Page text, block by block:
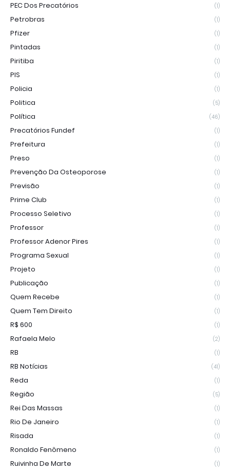
PEC Dos Precatórios (1)
Petrobras (1)
Pfizer (1)
Pintadas (1)
Piritiba (1)
PIS (1)
Policia (1)
Politica (5)
Política (46)
Precatórios Fundef (1)
Prefeitura (1)
Preso (1)
Prevenção Da Osteoporose (1)
Previsão (1)
Prime Club (1)
Processo Seletivo (1)
Professor (1)
Professor Adenor Pires (1)
Programa Sexual (1)
Projeto (1)
Publicação (1)
Quem Recebe (1)
Quem Tem Direito (1)
R$ 600 (1)
Rafaela Melo (2)
RB (1)
RB Notícias (41)
Reda (1)
Região (5)
Rei Das Massas (1)
Rio De Janeiro (1)
Risada (1)
Ronaldo Fenômeno (1)
Ruivinha De Marte (1)